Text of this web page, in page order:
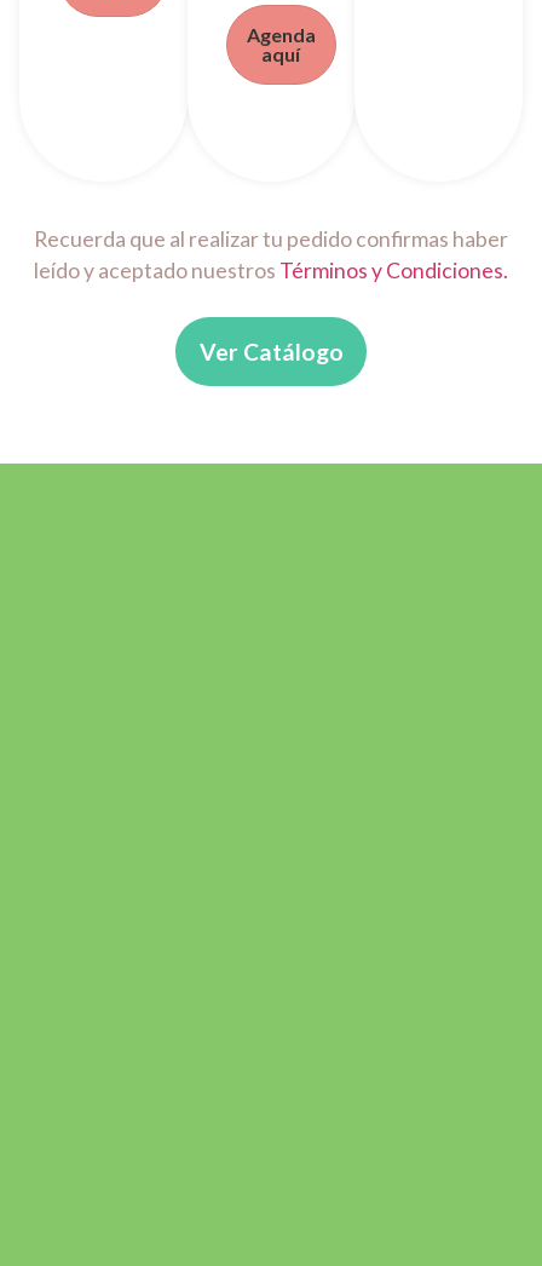
Agenda
aquí
Recuerda que al realizar tu pedido confirmas haber
leído y aceptado nuestros Términos y Condiciones.
Ver Catálogo